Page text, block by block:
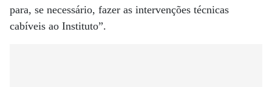
para, se necessário, fazer as intervenções técnicas
cabíveis ao Instituto”.